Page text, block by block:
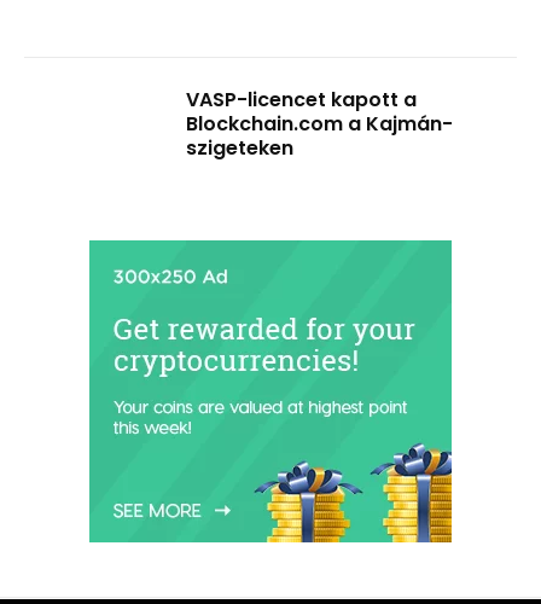
VASP-licencet kapott a
Blockchain.com a Kajmán-
szigeteken